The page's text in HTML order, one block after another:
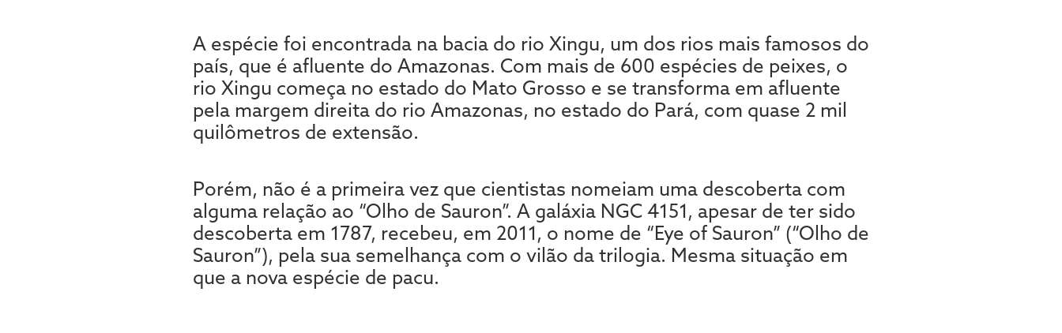
A espécie foi encontrada na bacia do rio Xingu, um dos rios mais famosos do
país, que é afluente do Amazonas. Com mais de 600 espécies de peixes, o
rio Xingu começa no estado do Mato Grosso e se transforma em afluente
pela margem direita do rio Amazonas, no estado do Pará, com quase 2 mil
quilômetros de extensão.
Porém, não é a primeira vez que cientistas nomeiam uma descoberta com
alguma relação ao “Olho de Sauron”. A galáxia NGC 4151, apesar de ter sido
descoberta em 1787, recebeu, em 2011, o nome de “Eye of Sauron” (“Olho de
Sauron”), pela sua semelhança com o vilão da trilogia. Mesma situação em
que a nova espécie de pacu.